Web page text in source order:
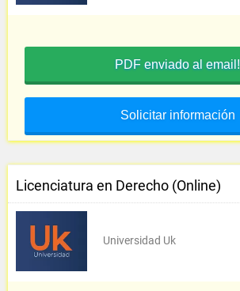
PDF enviado al email!
Solicitar información
Licenciatura en Derecho (Online)
Universidad Uk